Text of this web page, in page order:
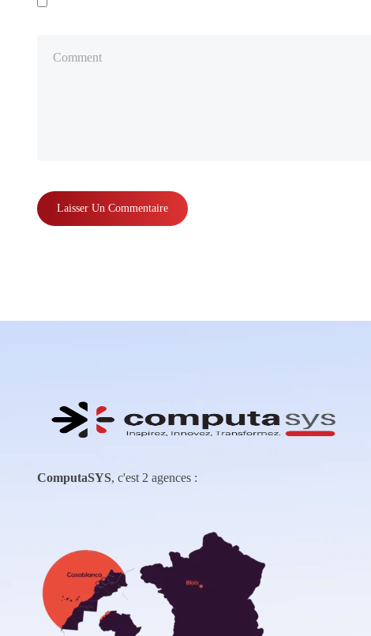
ComputaSYS, c'est 2 agences :